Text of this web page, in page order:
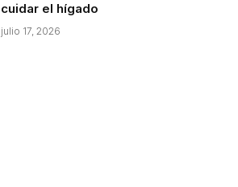
cuidar el hígado
julio 17, 2026